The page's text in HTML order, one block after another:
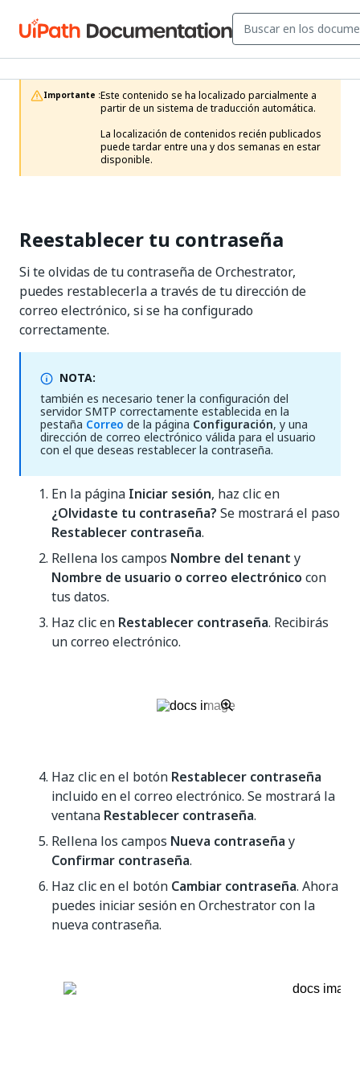
Importante :Este contenido se ha localizado parcialmente a
partir de un sistema de traducción automática.
La localización de contenidos recién publicados
puede tardar entre una y dos semanas en estar
disponible.
Reestablecer tu contraseña
Si te olvidas de tu contraseña de Orchestrator,
puedes restablecerla a través de tu dirección de
correo electrónico, si se ha configurado
correctamente.
NOTA:
también es necesario tener la configuración del
servidor SMTP correctamente establecida en la
pestaña Correo de la página Configuración, y una
dirección de correo electrónico válida para el usuario
con el que deseas restablecer la contraseña.
En la página Iniciar sesión, haz clic en
¿Olvidaste tu contraseña? Se mostrará el paso
Restablecer contraseña.
Rellena los campos Nombre del tenant y
Nombre de usuario o correo electrónico con
tus datos.
Haz clic en Restablecer contraseña. Recibirás
un correo electrónico.
Haz clic en el botón Restablecer contraseña
incluido en el correo electrónico. Se mostrará la
ventana Restablecer contraseña.
Rellena los campos Nueva contraseña y
Confirmar contraseña.
Haz clic en el botón Cambiar contraseña. Ahora
puedes iniciar sesión en Orchestrator con la
nueva contraseña.